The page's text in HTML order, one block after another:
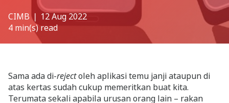
CIMB ❘ 12 Aug 2022
4 min(s) read
Sama ada di-rejectoleh aplikasi temu janji ataupun di
atas kertas sudah cukup memeritkan buat kita.
Terumata sekali apabila urusan orang lain – rakan